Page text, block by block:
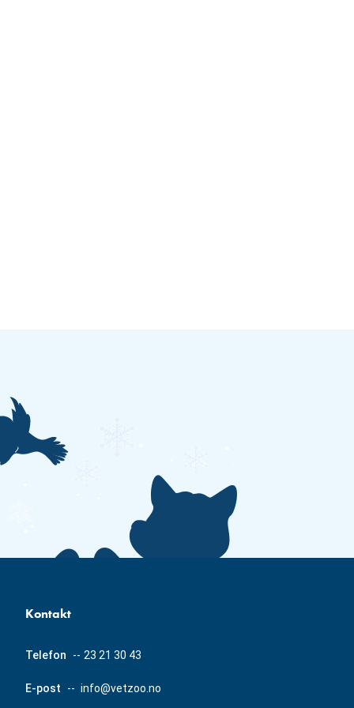
Kontakt
Telefon -- 23 21 30 43
E-post -- info@vetzoo.no